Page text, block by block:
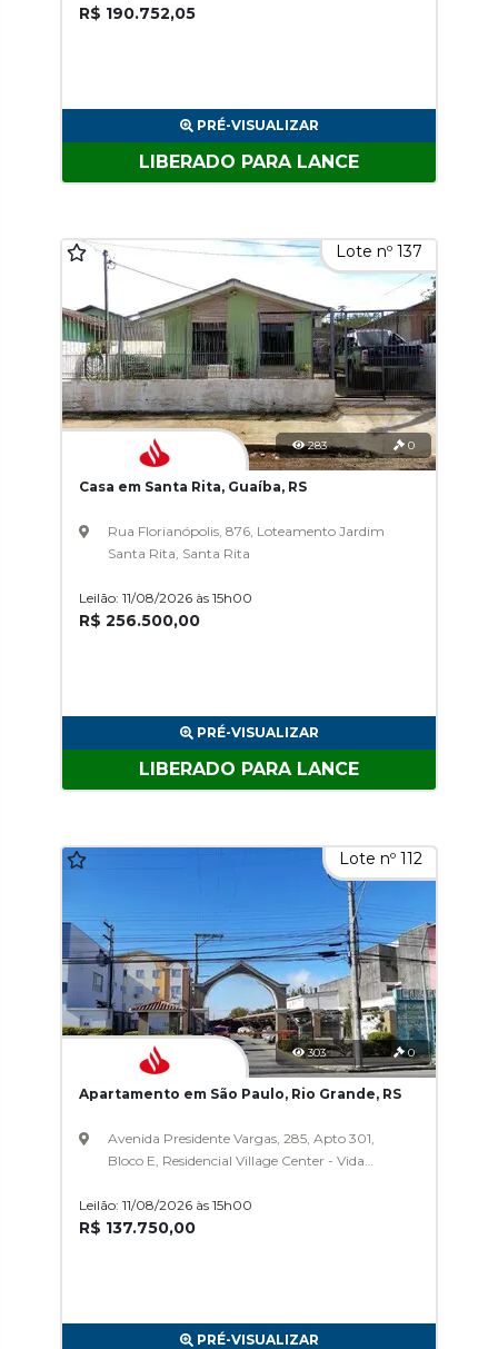
R$ 190.752,05
PRÉ-VISUALIZAR
LIBERADO PARA LANCE
Lote nº 137
283 0
Casa em Santa Rita, Guaíba, RS
Rua Florianópolis, 876, Loteamento Jardim
Santa Rita, Santa Rita
Leilão: 11/08/2026 às 15h00
R$ 256.500,00
PRÉ-VISUALIZAR
LIBERADO PARA LANCE
Lote nº 112
303 0
Apartamento em São Paulo, Rio Grande, RS
Avenida Presidente Vargas, 285, Apto 301,
Bloco E, Residencial Village Center - Vida
Leilão: 11/08/2026 às 15h00
R$ 137.750,00
PRÉ-VISUALIZAR